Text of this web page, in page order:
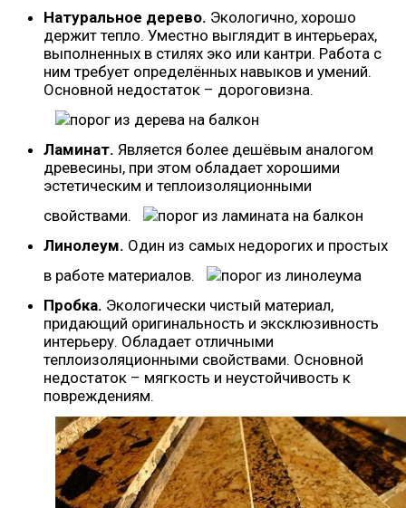
Натуральное дерево. Экологично, хорошо
держит тепло. Уместно выглядит в интерьерах,
выполненных в стилях эко или кантри. Работа с
ним требует определённых навыков и умений.
Основной недостаток – дороговизна.
Ламинат. Является более дешёвым аналогом
древесины, при этом обладает хорошими
эстетическим и теплоизоляционными
свойствами.
Линолеум. Один из самых недорогих и простых
в работе материалов.
Пробка. Экологически чистый материал,
придающий оригинальность и эксклюзивность
интерьеру. Обладает отличными
теплоизоляционными свойствами. Основной
недостаток – мягкость и неустойчивость к
повреждениям.